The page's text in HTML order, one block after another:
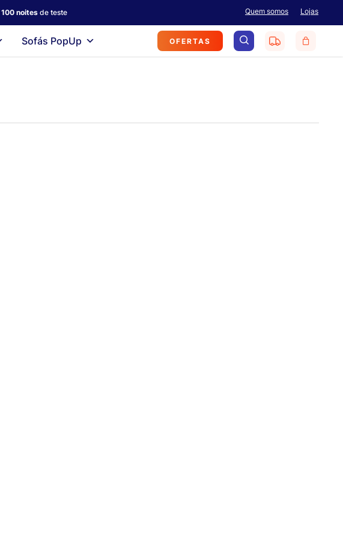
100 noitesde teste Lojas
Quem somos
Sofás PopUp OFERTAS search
Menu